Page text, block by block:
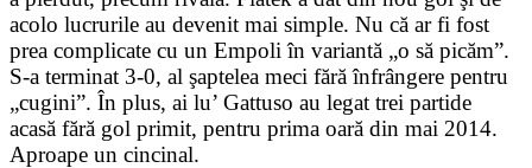
acolo lucrurile au devenit mai simple. Nu că ar fi fost
prea complicate cu un Empoli în variantă „o să picăm”.
S-a terminat 3-0, al şaptelea meci fără înfrângere pentru
„cugini”. În plus, ai lu’ Gattuso au legat trei partide
acasă fără gol primit, pentru prima oară din mai 2014.
Aproape un cincinal.